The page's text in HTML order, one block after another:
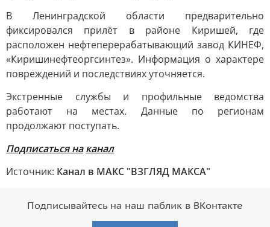
В Ленинградской области предварительно
фиксировался прилёт в районе Киришей, где
расположен нефтеперерабатывающий завод КИНЕФ,
«Киришинефтеоргсинтез». Информация о характере
повреждений и последствиях уточняется.
Экстренные службы и профильные ведомства
работают на местах. Данные по регионам
продолжают поступать.
Подписаться на канал
Источник: Канал в МАКС "ВЗГЛЯД МАКСА"
Подписывайтесь на наш паблик в ВКонтакте